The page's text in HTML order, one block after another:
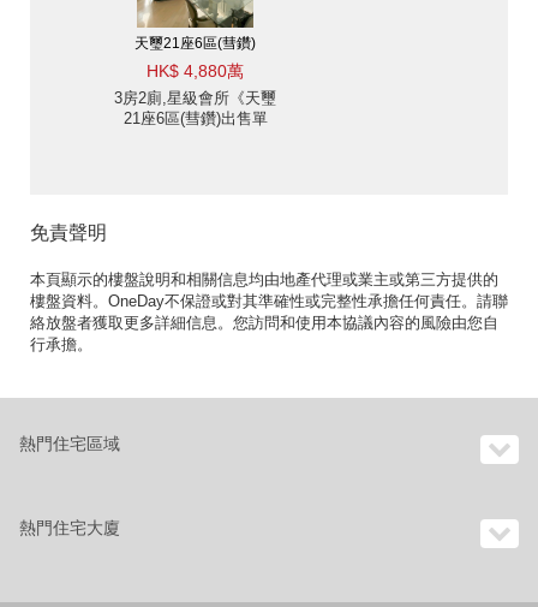
天璽21座6區(彗鑽)
HK$ 4,880萬
3房2廁,星級會所《天璽
21座6區(彗鑽)出售單
免責聲明
本頁顯示的樓盤說明和相關信息均由地產代理或業主或第三方提供的
樓盤資料。OneDay不保證或對其準確性或完整性承擔任何責任。請聯
絡放盤者獲取更多詳細信息。您訪問和使用本協議內容的風險由您自
行承擔。
熱門住宅區域
熱門住宅大廈